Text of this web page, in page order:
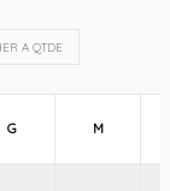
A QTDE
G M